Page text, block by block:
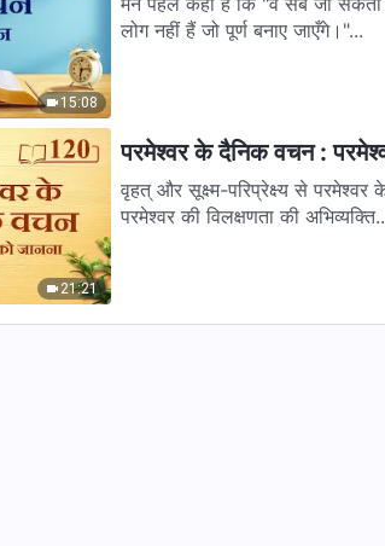
15:08
लोग नहीं हैं जो पूर्ण बनाए जाएँगे।"...
21:21
परमेश्वर के दैनिक वचन :
वृहत् और सूक्ष्म-परिप्रेक्ष्य से परमेश्वर के अधिकार को समझना
परमेश्वर की विलक्षणता की